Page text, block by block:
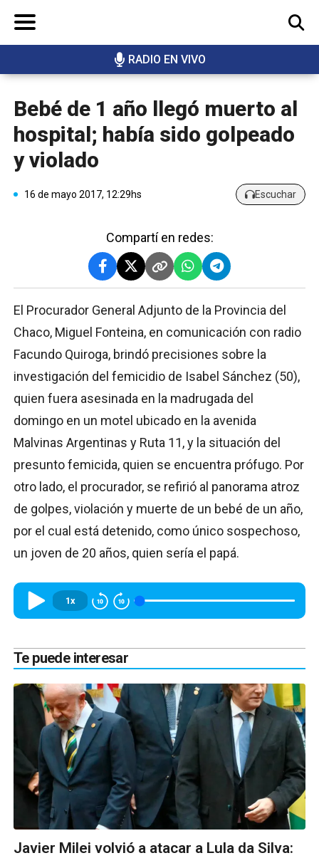
RADIO EN VIVO
BUSCAR
Bebé de 1 año llegó muerto al
hospital; había sido golpeado
y violado
16 de mayo 2017, 12:29hs Escuchar
Compartí en redes:
El Procurador General Adjunto de la Provincia del
Chaco, Miguel Fonteina, en comunicación con radio
Facundo Quiroga, brindó precisiones sobre la
investigación del femicidio de Isabel Sánchez (50),
quien fuera asesinada en la madrugada del
domingo en un motel ubicado en la avenida
Malvinas Argentinas y Ruta 11, y la situación del
presunto femicida, quien se encuentra prófugo. Por
otro lado, el procurador, se refirió al panorama atroz
de golpes, violación y muerte de un bebé de un año,
por el cual está detenido, como único sospechoso,
un joven de 20 años, quien sería el papá.
1x
Te puede interesar
Javier Milei volvió a atacar a Lula da Silva: